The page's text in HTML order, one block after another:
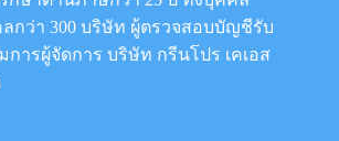
กว่า 300 บริษัท ผู้ตรวจสอบบัญชีรับ
การผู้จัดการ บริษัท กรีนโปร เคเอส